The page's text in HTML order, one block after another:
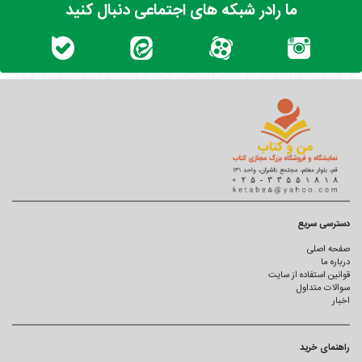
ما رادر شبکه های اجتماعی دنبال کنید
دسترسی سریع
صفحه اصلی
درباره ما
قوانین استفاده از سایت
سوالات متداول
اخبار
راهنمای خرید